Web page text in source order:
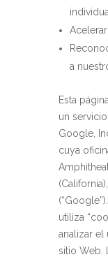
a
Esta
un
Google,
cuya
utiliza
analizar el
sitio Web.